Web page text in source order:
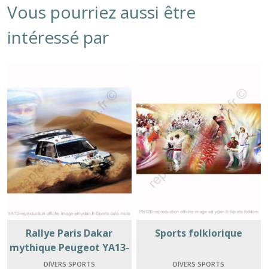
Vous pourriez aussi être
intéressé par
Rallye Paris Dakar
mythique Peugeot YA13-
reproduction affiche
DIVERS SPORTS
Sports folklorique
DIVERS SPORTS